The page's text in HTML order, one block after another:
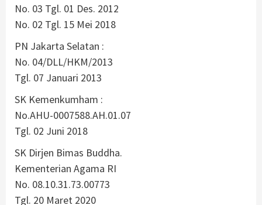
No. 03 Tgl. 01 Des. 2012
No. 02 Tgl. 15 Mei 2018
PN Jakarta Selatan :
No. 04/DLL/HKM/2013
Tgl. 07 Januari 2013
SK Kemenkumham :
No.AHU-0007588.AH.01.07
Tgl. 02 Juni 2018
SK Dirjen Bimas Buddha.
Kementerian Agama RI
No. 08.10.31.73.00773
Tgl. 20 Maret 2020